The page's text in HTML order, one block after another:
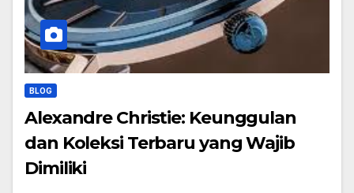
BLOG
Alexandre Christie: Keunggulan
dan Koleksi Terbaru yang Wajib
Dimiliki